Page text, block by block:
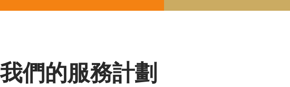
我們的服務計劃